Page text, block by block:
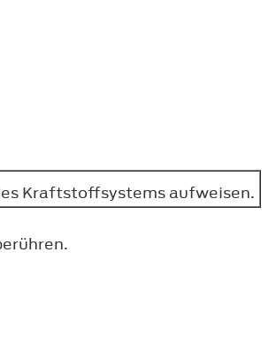
Kraftstoffsystems aufweisen.